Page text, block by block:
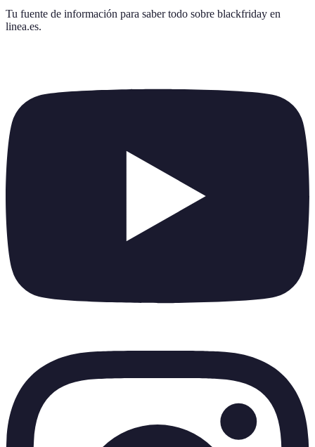
Tu fuente de información para saber todo sobre blackfriday en
linea.es.